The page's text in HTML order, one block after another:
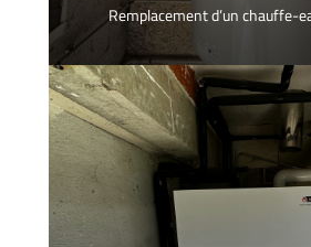
Remplacement d’un chauffe-